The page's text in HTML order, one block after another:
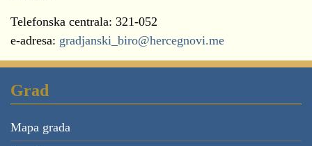
Telefonska centrala: 321-052
e-adresa: gradjanski_biro@hercegnovi.me
Grad
Mapa grada